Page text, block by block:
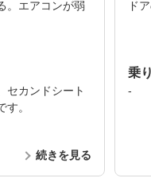
。エアコンが弱
セカンドシート
。
続きを見る
ド
乗
-